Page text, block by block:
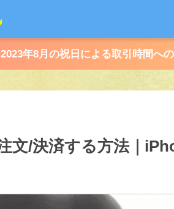
年8月の祝日による取引時間へ
文/決済する方法｜